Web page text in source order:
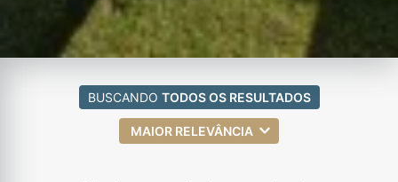
BUSCANDO TODOS OS RESULTADOS
MAIOR RELEVÂNCIA